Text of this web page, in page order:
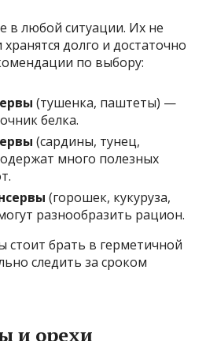
в любой ситуации. Их не
долго и достаточно
по выбору:
(тушенка, паштеты) —
белка.
(сардины, тунец,
много полезных
(горошек, кукуруза,
разнообразить рацион.
стоит брать в герметичной
следить за сроком
и орехи